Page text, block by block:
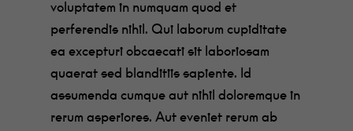
voluptatem in numquam quod et
perferendis nihil. Qui laborum cupiditate
ea excepturi obcaecati sit laboriosam
quaerat sed blanditiis sapiente. Id
assumenda cumque aut nihil doloremque in
rerum asperiores. Aut eveniet rerum ab